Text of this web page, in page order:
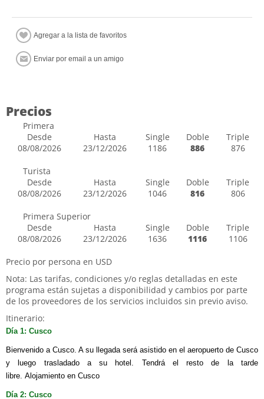
Precios
Primera
Desde
Hasta Single Doble
Triple
08/08/2026
23/12/2026 1186 886 876
Turista
Desde
Hasta Single Doble
Triple
08/08/2026
23/12/2026 1046 816 806
Primera Superior
Desde
Hasta Single Doble
Triple
08/08/2026
23/12/2026 1636 1116 1106
Precio por persona en USD
Nota: Las tarifas, condiciones y/o reglas detalladas en este
programa están sujetas a disponibilidad y cambios por parte
de los proveedores de los servicios incluidos sin previo aviso.
Itinerario:
Día 1: Cusco
Bienvenido a Cusco. A su llegada será asistido en el aeropuerto de Cusco
y luego trasladado a su hotel. Tendrá el resto de la tarde
libre. Alojamiento en Cusco
Día 2: Cusco